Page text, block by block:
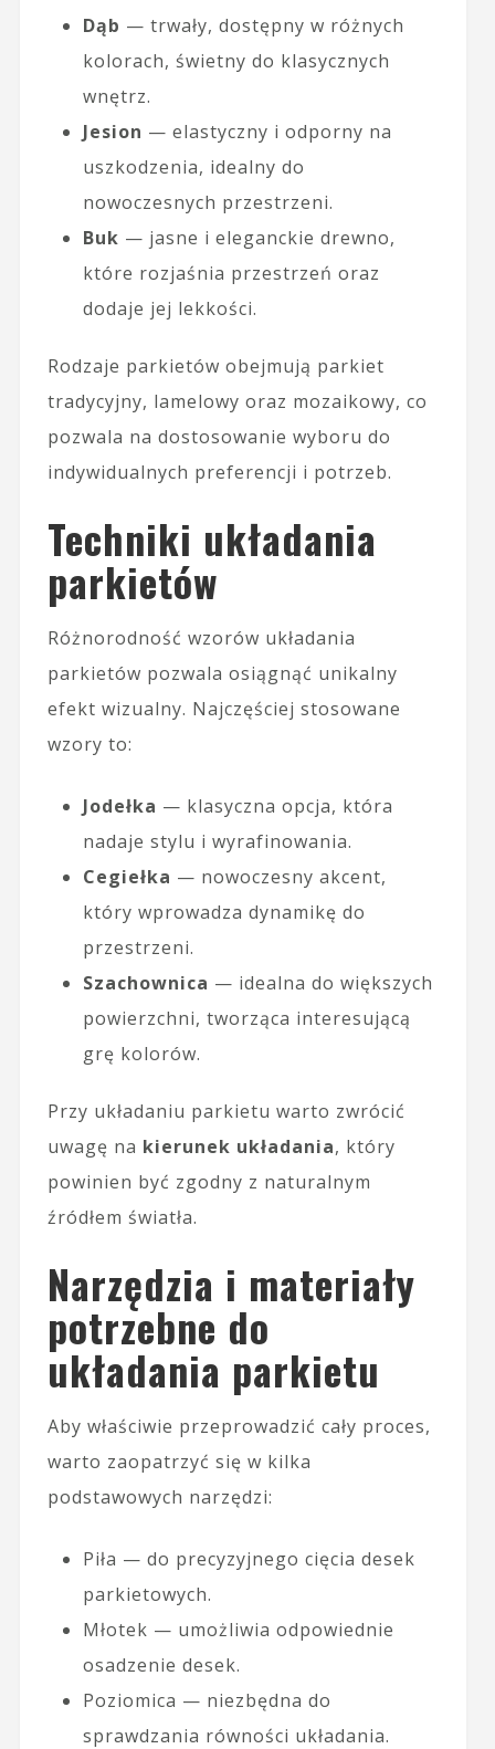
Dąb — trwały, dostępny w różnych
kolorach, świetny do klasycznych
wnętrz.
Jesion — elastyczny i odporny na
uszkodzenia, idealny do
nowoczesnych przestrzeni.
Buk — jasne i eleganckie drewno,
które rozjaśnia przestrzeń oraz
dodaje jej lekkości.
Rodzaje parkietów obejmują parkiet
tradycyjny, lamelowy oraz mozaikowy, co
pozwala na dostosowanie wyboru do
indywidualnych preferencji i potrzeb.
Techniki układania
parkietów
Różnorodność wzorów układania
parkietów pozwala osiągnąć unikalny
efekt wizualny. Najczęściej stosowane
wzory to:
Jodełka — klasyczna opcja, która
nadaje stylu i wyrafinowania.
Cegiełka — nowoczesny akcent,
który wprowadza dynamikę do
przestrzeni.
Szachownica — idealna do większych
powierzchni, tworząca interesującą
grę kolorów.
Przy układaniu parkietu warto zwrócić
uwagę na kierunek układania, który
powinien być zgodny z naturalnym
źródłem światła.
Narzędzia i materiały
potrzebne do
układania parkietu
Aby właściwie przeprowadzić cały proces,
warto zaopatrzyć się w kilka
podstawowych narzędzi:
Piła — do precyzyjnego cięcia desek
parkietowych.
Młotek — umożliwia odpowiednie
osadzenie desek.
Poziomica — niezbędna do
sprawdzania równości układania.